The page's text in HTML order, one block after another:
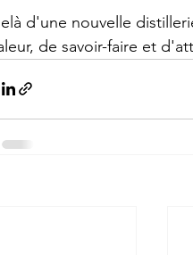
d'une nouvelle
de savoir-faire et